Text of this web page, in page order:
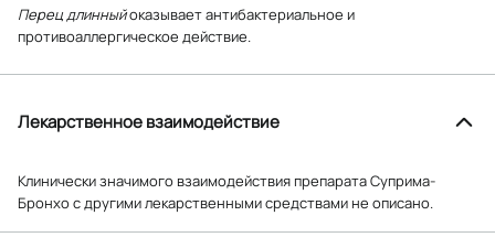
Перец длинныйоказывает антибактериальное и
противоаллергическое действие.
Лекарственное взаимодействие
Клинически значимого взаимодействия препарата Суприма-
Бронхо с другими лекарственными средствами не описано.